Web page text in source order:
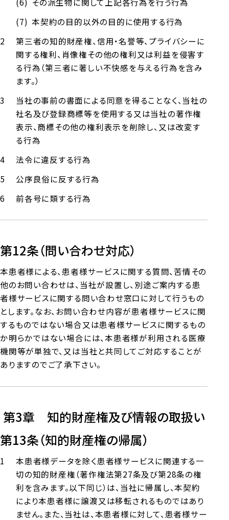
本契約の目的以外の目的に使用する行為
第三者の知的財産権、信用・名誉等、プライバシーに
関する権利、肖像権その他の権利又は利益を侵害す
る行為（第三者に著しい不快感を与える行為を含み
ます。）
当社の事前の書面による同意を得ることなく、当社の
社名及び登録商標等を使用する又は当社の著作権
表示、商標その他の権利表示を削除し、又は改変す
る行為
法令に違反する行為
公序良俗に反する行為
前各号に類する行為
第12条（問い合わせ対応）
本患者様による、患者様サービスに関する質問、苦情その
他のお問い合わせは、当社が設置し、別途ご案内する患
者様サービスに関する問い合わせ窓口に対して行うもの
とします。なお、お問い合わせ内容が患者様サービスに関
するものではない場合又は患者様サービスに関するもの
か明らかではない場合には、本患者様が利用される医療
機関等が単独で、又は当社と共同してご対応することが
ありますのでご了承下さい。
第3章 知的財産権及び情報の取扱い
第13条（知的財産権の帰属）
本患者様データを除く患者様サービスに関連する一
切の知的財産権（著作権法第27条及び第28条の権
利を含みます。以下同じ）は、当社に帰属し、本契約
により本患者様に譲渡又は移転されるものではあり
ません。また、当社は、本患者様に対して、患者様サー